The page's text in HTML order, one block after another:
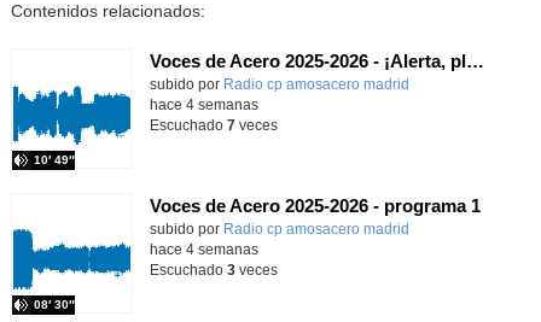
Contenidos relacionados:
Voces de Acero 2025-2026 - ¡Alerta, planeta!
Contenido educativo.
subido por Radio cp amosacero madrid
10′ 49″
hace 4 semanas
Escuchado 7veces
Voces de Acero 2025-2026 - programa 1
Contenido educativo.
subido por Radio cp amosacero madrid
08′ 30″
hace 4 semanas
Escuchado 3veces